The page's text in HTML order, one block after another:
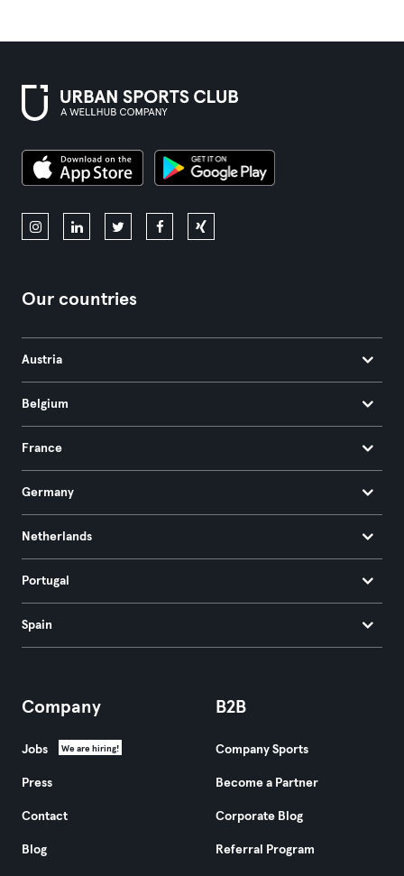
Our countries
Austria
Belgium
France
Germany
Netherlands
Portugal
Spain
Company
Jobs We are hiring!
Press
Contact
Blog
B2B
Company Sports
Become a Partner
Corporate Blog
Referral Program